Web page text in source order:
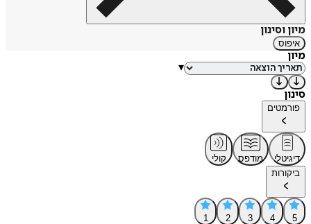
מיון וסינון
איפוס
מיון
▾
סינון
פורמטים
דיגיטלי מודפס
קולי
ביקורות
5
4
3
2
1